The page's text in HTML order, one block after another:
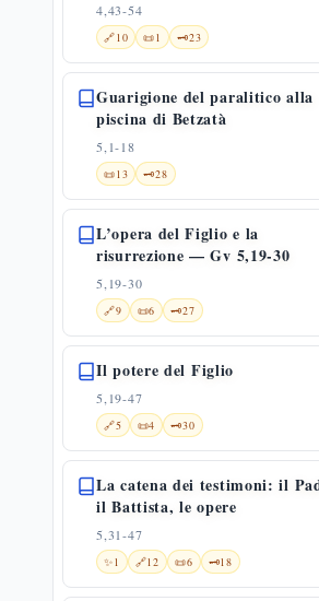
4,43-54
🔗10 📜1 🗝️23
Guarigione del paralitico alla
piscina di Betzatà
5,1-18
📜13 🗝️28
L’opera del Figlio e la
risurrezione — Gv 5,19-30
5,19-30
🔗9 📜6 🗝️27
Il potere del Figlio
5,19-47
🔗5 📜4 🗝️30
La catena dei testimoni: il
il Battista, le opere
5,31-47
✨1 🔗12 📜6 🗝️18